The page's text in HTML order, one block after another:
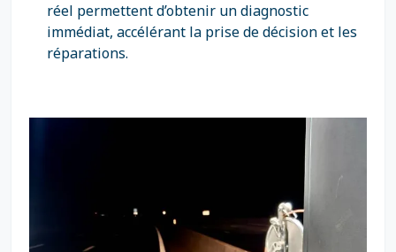
réel permettent d’obtenir un diagnostic
immédiat, accélérant la prise de décision et les
réparations.